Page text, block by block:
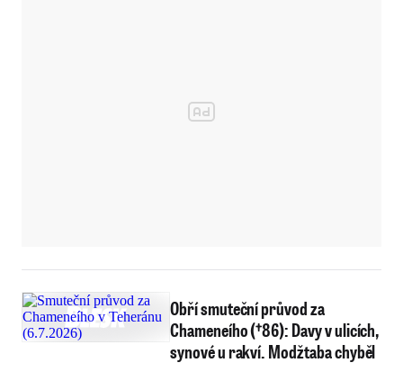
Obří smuteční průvod za
Chameneího (†86): Davy v ulicích,
synové u rakví. Modžtaba chyběl